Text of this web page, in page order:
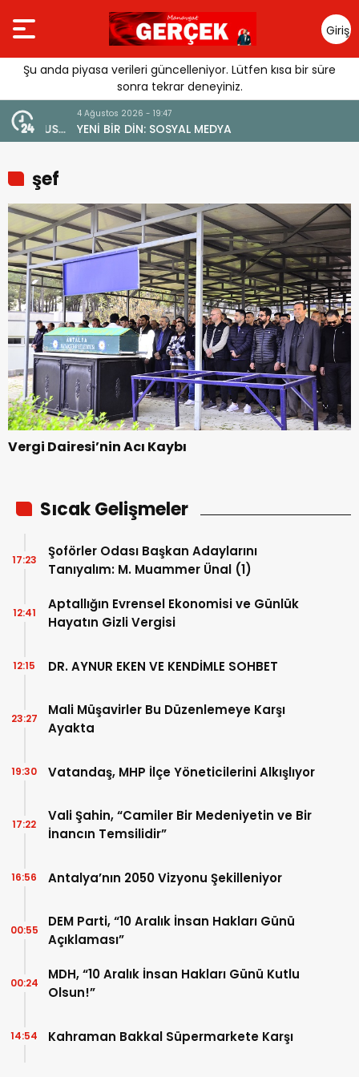
Giriş
Yap
Şu anda piyasa verileri güncelleniyor. Lütfen kısa bir süre
sonra tekrar deneyiniz.
4 Ağustos 2026 - 19:47
YENİ BİR DİN: SOSYAL MEDYA
şef
Vergi Dairesi’nin Acı Kaybı
Sıcak Gelişmeler
Şoförler Odası Başkan Adaylarını
Tanıyalım: M. Muammer Ünal (1)
17:23
Aptallığın Evrensel Ekonomisi ve Günlük
Hayatın Gizli Vergisi
12:41
DR. AYNUR EKEN VE KENDİMLE SOHBET
12:15
Mali Müşavirler Bu Düzenlemeye Karşı
Ayakta
23:27
Vatandaş, MHP İlçe Yöneticilerini Alkışlıyor
19:30
Vali Şahin, “Camiler Bir Medeniyetin ve Bir
İnancın Temsilidir”
17:22
Antalya’nın 2050 Vizyonu Şekilleniyor
16:56
DEM Parti, “10 Aralık İnsan Hakları Günü
Açıklaması”
00:55
MDH, “10 Aralık İnsan Hakları Günü Kutlu
Olsun!”
00:24
Kahraman Bakkal Süpermarkete Karşı
14:54